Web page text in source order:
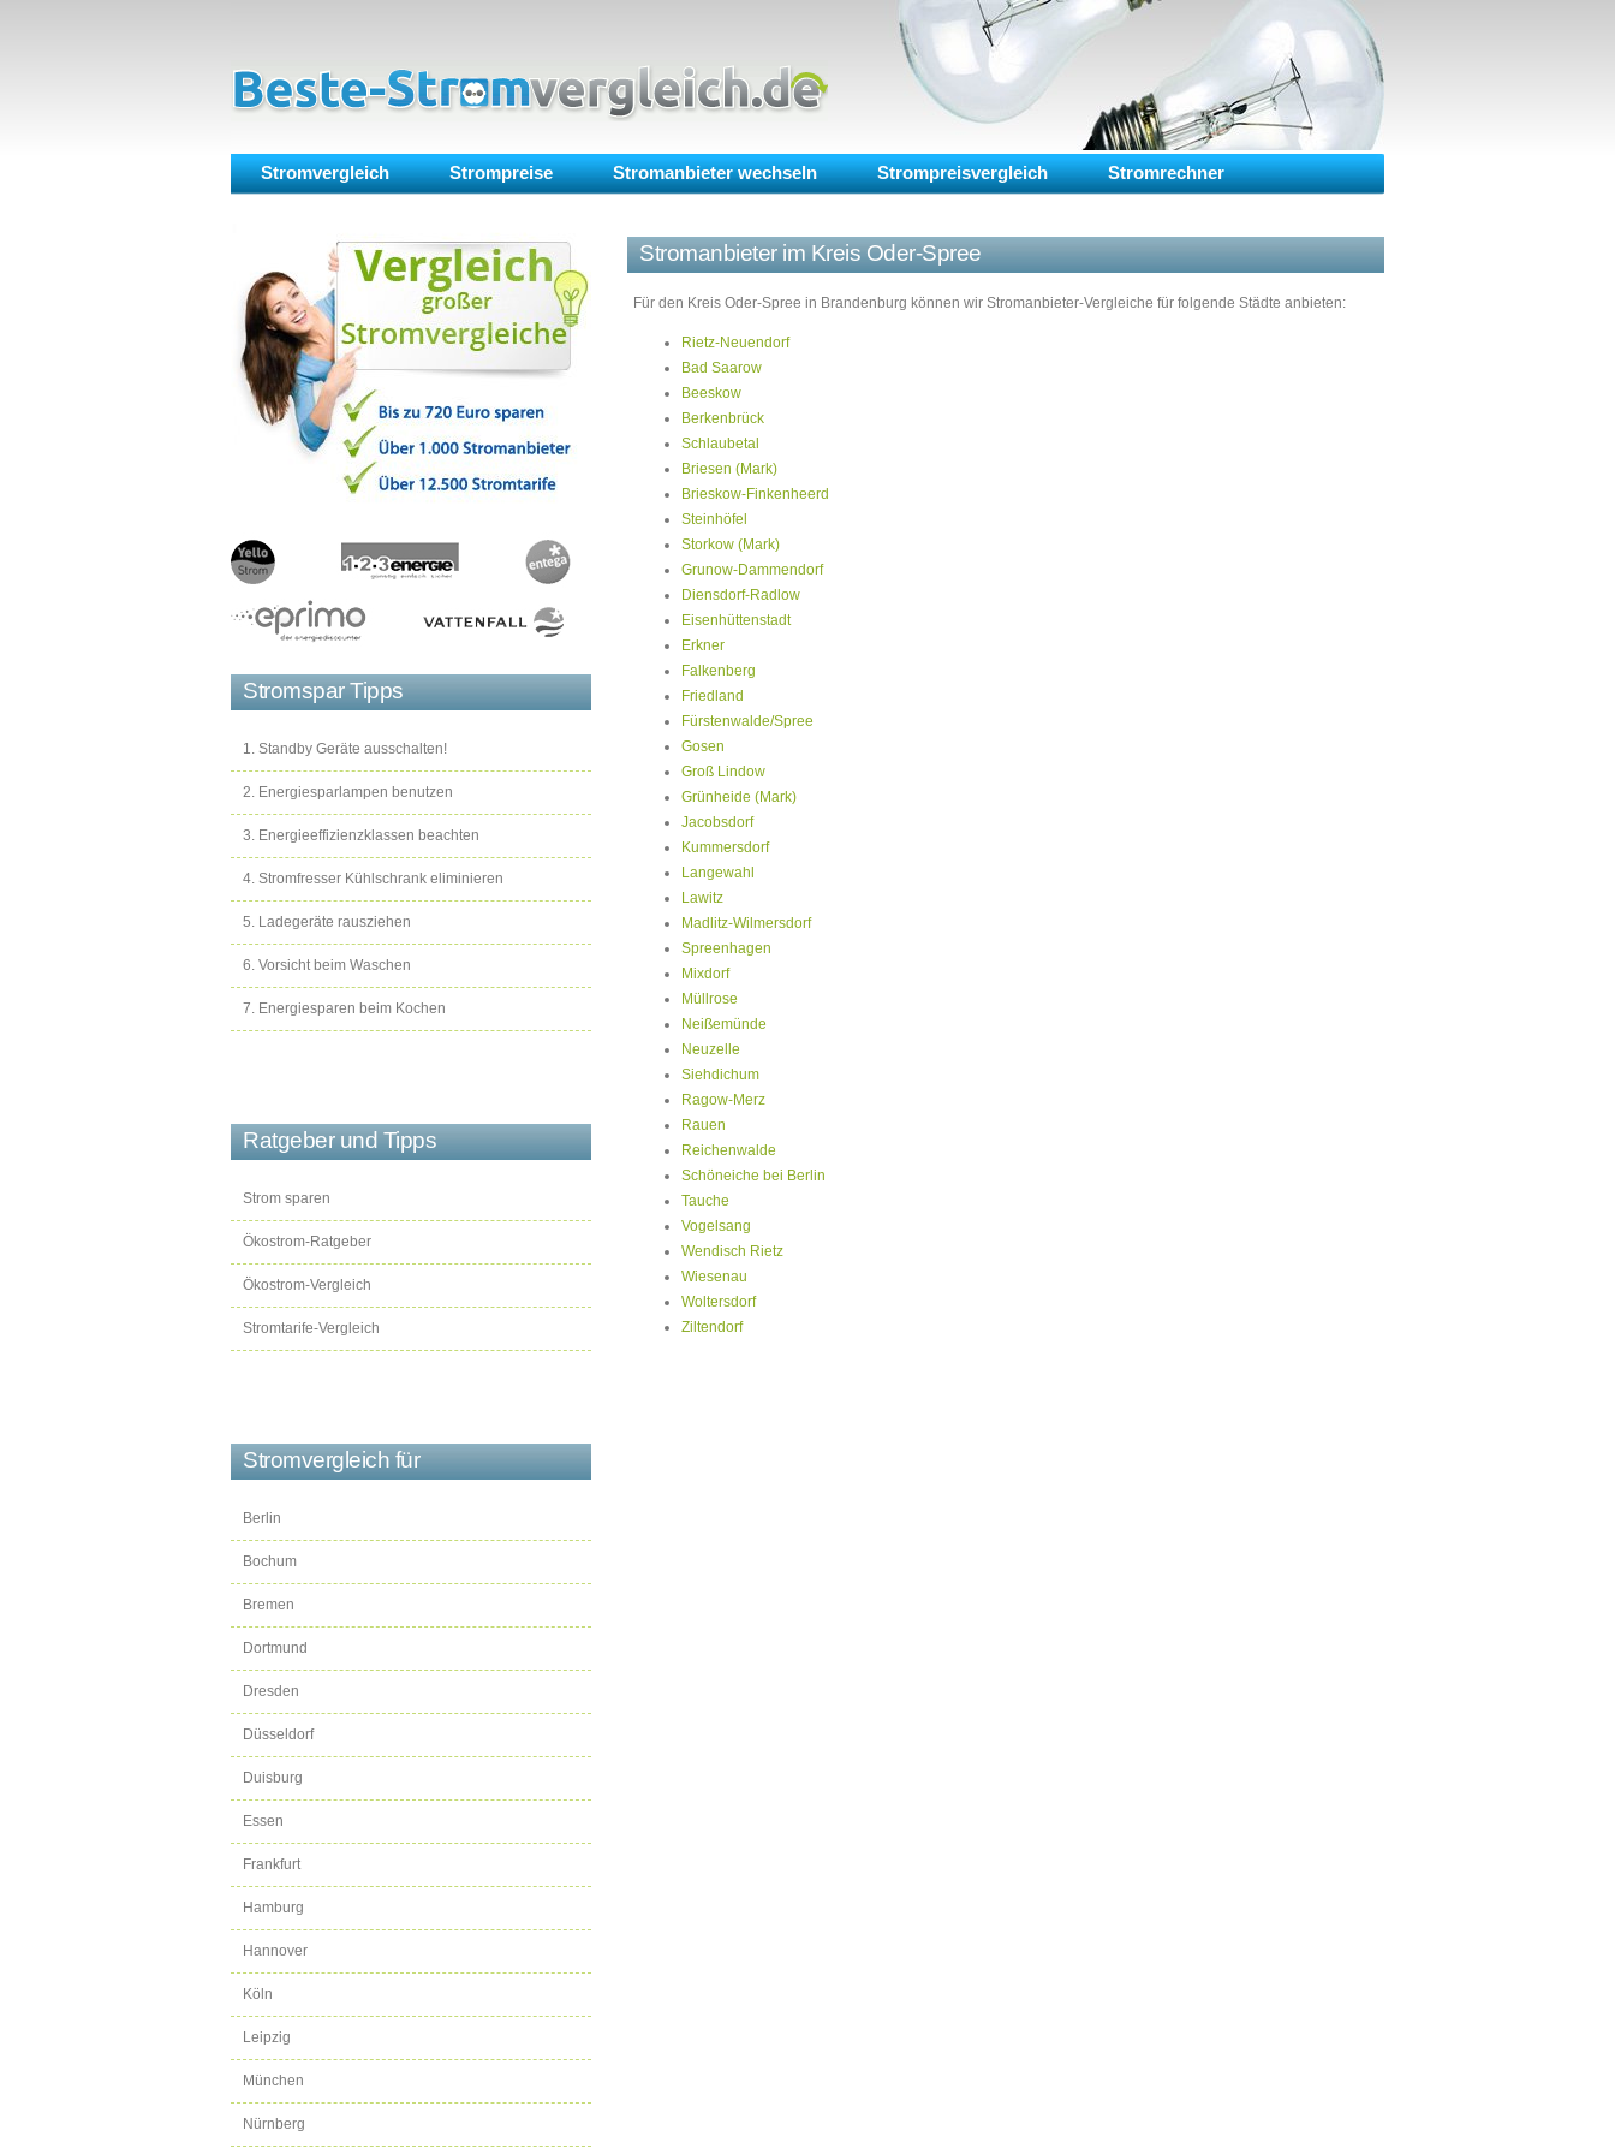
Stromvergleich Strompreise Stromanbieter wechseln Strompreisvergleich Stromrechner
Stromanbieter im Kreis Oder-Spree
Für den Kreis Oder-Spree in Brandenburg können wir Stromanbieter-Vergleiche für folgende Städte anbieten:
Rietz-Neuendorf
Bad Saarow
Beeskow
Berkenbrück
Schlaubetal
Briesen (Mark)
Brieskow-Finkenheerd
Steinhöfel
Storkow (Mark)
Grunow-Dammendorf
Diensdorf-Radlow
Eisenhüttenstadt
Erkner
Falkenberg
Friedland
Fürstenwalde/Spree
Gosen
Groß Lindow
Grünheide (Mark)
Jacobsdorf
Kummersdorf
Langewahl
Lawitz
Madlitz-Wilmersdorf
Spreenhagen
Mixdorf
Müllrose
Neißemünde
Neuzelle
Siehdichum
Ragow-Merz
Rauen
Reichenwalde
Schöneiche bei Berlin
Tauche
Vogelsang
Wendisch Rietz
Wiesenau
Woltersdorf
Ziltendorf
Stromspar Tipps
1. Standby Geräte ausschalten!
2. Energiesparlampen benutzen
3. Energieeffizienzklassen beachten
4. Stromfresser Kühlschrank eliminieren
5. Ladegeräte rausziehen
6. Vorsicht beim Waschen
7. Energiesparen beim Kochen
Ratgeber und Tipps
Strom sparen
Ökostrom-Ratgeber
Ökostrom-Vergleich
Stromtarife-Vergleich
Stromvergleich für
Berlin
Bochum
Bremen
Dortmund
Dresden
Düsseldorf
Duisburg
Essen
Frankfurt
Hamburg
Hannover
Köln
Leipzig
München
Nürnberg